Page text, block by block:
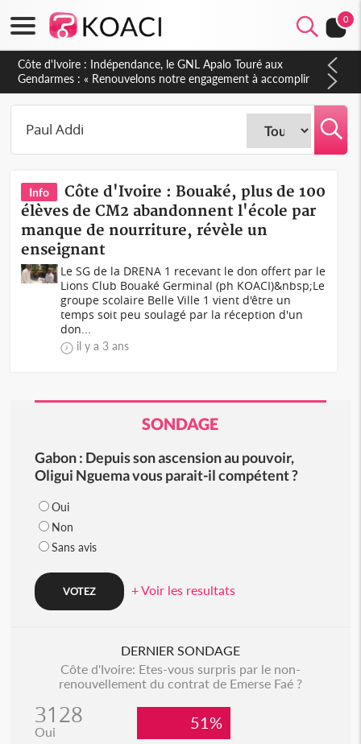
0
Côte d'Ivoire : Indépendance, le GNL Apalo Touré aux
Gendarmes : « Renouvelons notre engagement à accomplir
notre mission avec honneur, discipline, loyauté et
dévouement »
Info
Côte d'Ivoire : Bouaké, plus de 100
élèves de CM2 abandonnent l'école par
manque de nourriture, révèle un
enseignant
Le SG de la DRENA 1 recevant le don offert par le
Lions Club Bouaké Germinal (ph KOACI)&nbsp;Le
groupe scolaire Belle Ville 1 vient d'être un
temps soit peu soulagé par la réception d'un
don...
il y a 3 ans
SONDAGE
Gabon : Depuis son ascension au pouvoir,
Oligui Nguema vous parait-il compétent ?
Oui
Non
Sans avis
+ Voir les resultats
DERNIER SONDAGE
Côte d'Ivoire: Etes-vous surpris par le non-
renouvellement du contrat de Emerse Faé ?
3128
Oui 51%